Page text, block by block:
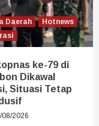
Daerah
Hotnews
ke-79 di
Dikawal
Situasi Tetap
08/2026